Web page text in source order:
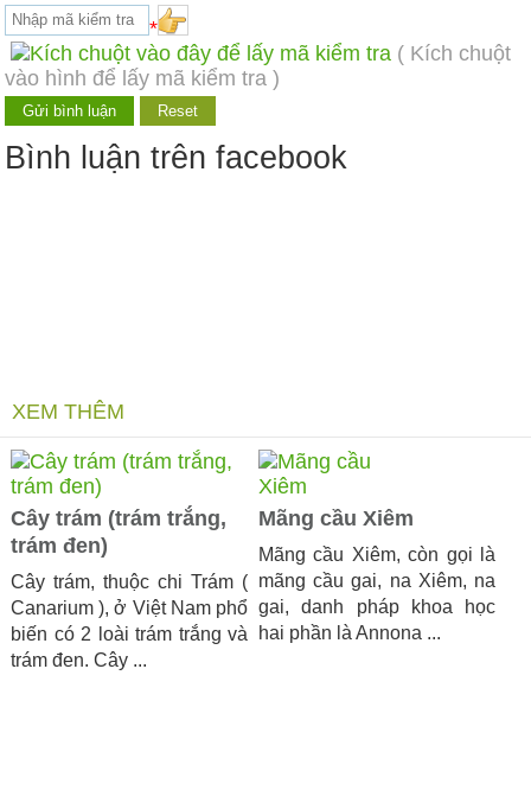
*
( Kích chuột
vào hình để lấy mã kiểm tra )
Bình luận trên facebook
XEM THÊM
Cây trám (trám trắng,
trám đen)
Cây trám, thuộc chi Trám (
Canarium ), ở Việt Nam phổ
biến có 2 loài trám trắng và
trám đen. Cây ...
Mãng cầu Xiêm
Mãng cầu Xiêm, còn gọi là
mãng cầu gai, na Xiêm, na
gai, danh pháp khoa học
hai phần là Annona ...